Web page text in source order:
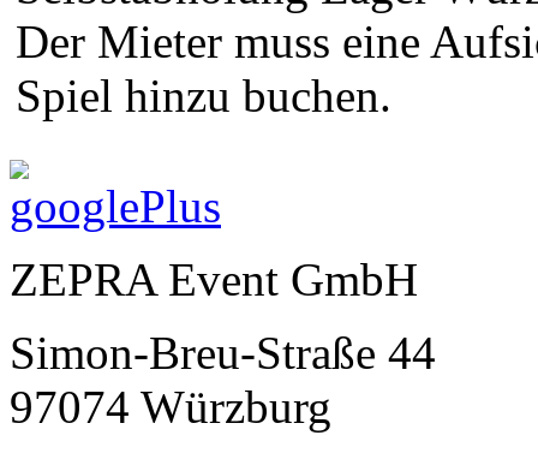
Der Mieter muss eine
Spiel hinzu buchen.
ZEPRA Event GmbH
Simon-Breu-Straße 44
97074 Würzburg